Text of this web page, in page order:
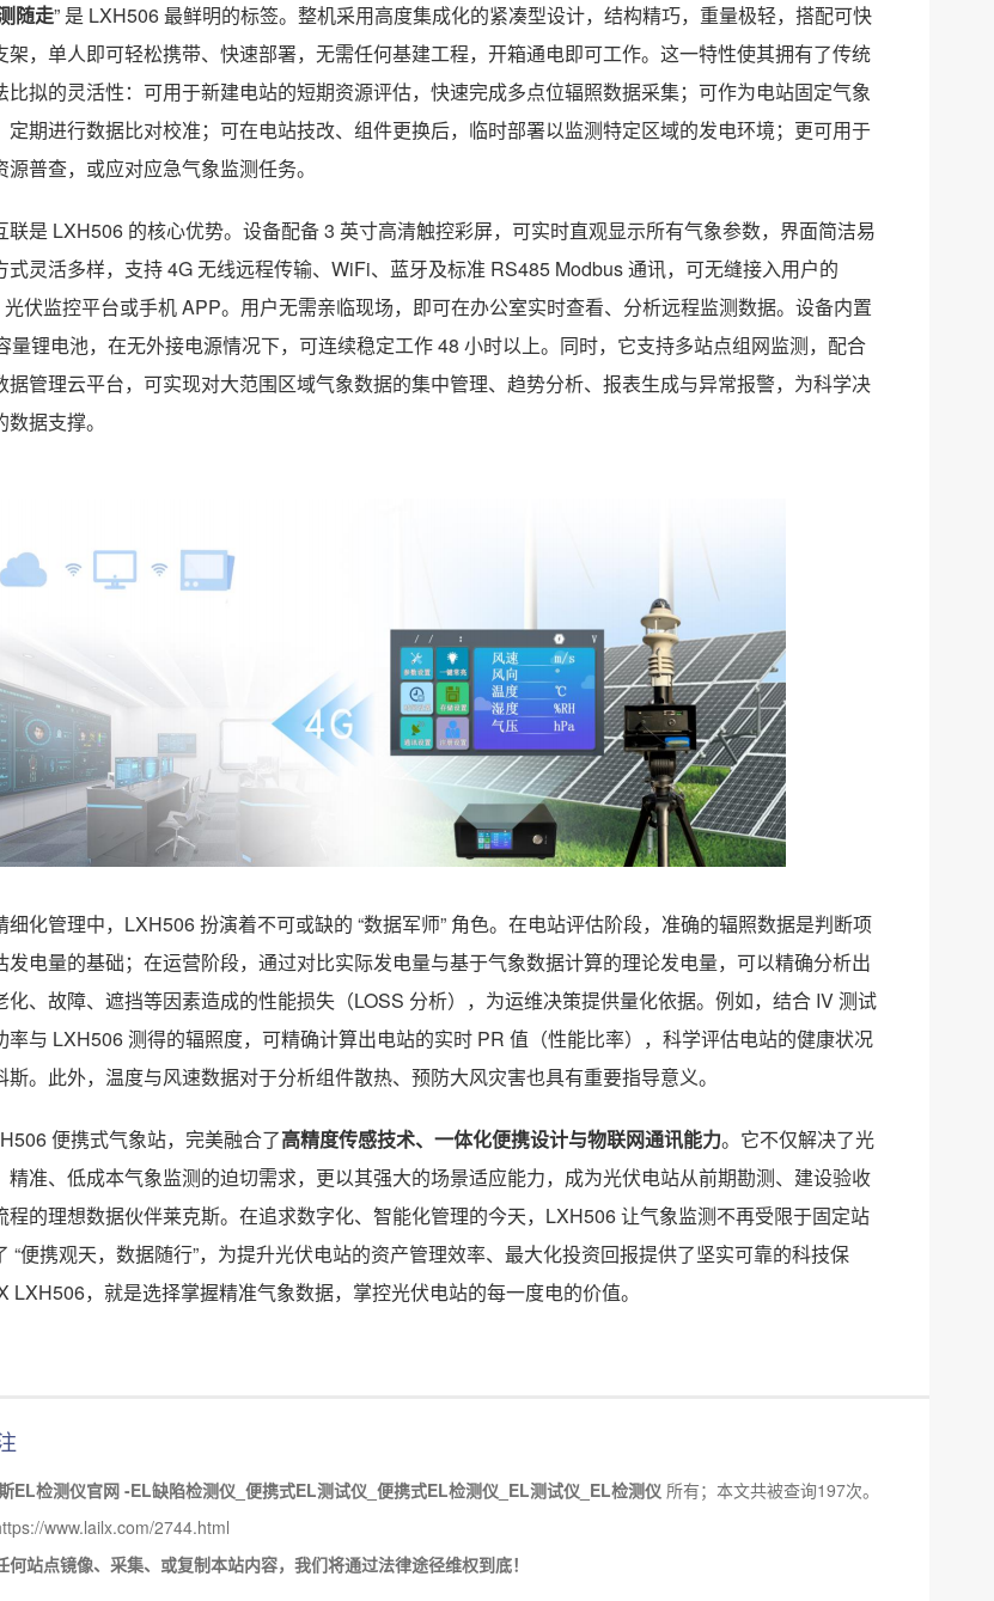
随走” 是 LXH506 最鲜明的标签。整机采用高度集成化的紧凑型设计，结构精巧，重量极轻，搭配可快
架，单人即可轻松携带、快速部署，无需任何基建工程，开箱通电即可工作。这一特性使其拥有了传统
比拟的灵活性：可用于新建电站的短期资源评估，快速完成多点位辐照数据采集；可作为电站固定气象
定期进行数据比对校准；可在电站技改、组件更换后，临时部署以监测特定区域的发电环境；更可用于
普查，或应对应急气象监测任务。
联是 LXH506 的核心优势。设备配备 3 英寸高清触控彩屏，可实时直观显示所有气象参数，界面简洁易
式灵活多样，支持 4G 无线远程传输、WiFi、蓝牙及标准 RS485 Modbus 通讯，可无缝接入用户的
伏监控平台或手机 APP。用户无需亲临现场，即可在办公室实时查看、分析远程监测数据。设备内置
量锂电池，在无外接电源情况下，可连续稳定工作 48 小时以上。同时，它支持多站点组网监测，配合
据管理云平台，可实现对大范围区域气象数据的集中管理、趋势分析、报表生成与异常报警，为科学决
据支撑。
细化管理中，LXH506 扮演着不可或缺的 “数据军师” 角色。在电站评估阶段，准确的辐照数据是判断项
发电量的基础；在运营阶段，通过对比实际发电量与基于气象数据计算的理论发电量，可以精确分析出
化、故障、遮挡等因素造成的性能损失（LOSS 分析），为运维决策提供量化依据。例如，结合 IV 测试
率与 LXH506 测得的辐照度，可精确计算出电站的实时 PR 值（性能比率），科学评估电站的健康状况
斯。此外，温度与风速数据对于分析组件散热、预防大风灾害也具有重要指导意义。
便携式气象站，完美融合了高精度传感技术、一体化便携设计与物联网通讯能力。它不仅解决了光
精准、低成本气象监测的迫切需求，更以其强大的场景适应能力，成为光伏电站从前期勘测、建设验收
程的理想数据伙伴莱克斯。在追求数字化、智能化管理的今天，LXH506 让气象监测不再受限于固定站
“便携观天，数据随行”，为提升光伏电站的资产管理效率、最大化投资回报提供了坚实可靠的科技保
LXH506，就是选择掌握精准气象数据，掌控光伏电站的每一度电的价值。
EL检测仪官网 -EL缺陷检测仪_便携式EL测试仪_便携式EL检测仪_EL测试仪_EL检测仪 所有；本文共被查询197次。
www.lailx.com/2744.html
何站点镜像、采集、或复制本站内容，我们将通过法律途径维权到底！